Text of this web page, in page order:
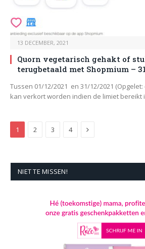
13 DECEMBER, 2021
Quorn vegetarisch gehakt of
terugbetaald met Shopmium –
Tussen 01/12/2021 en 31/12/2021
kan verkort worden indien de limiet bereikt
1 2 3 4 Next
NIET TE MISSEN!